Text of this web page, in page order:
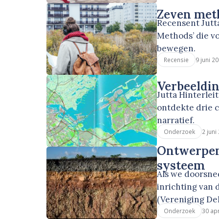
Zeven
Recensent
Methods’ die
bewegen.
Recensie 9 juni
Jutta
ontdekte drie
narratief.
Onderzoek 2 juni
systeem
Als we
inrichting van
(Vereniging
Onderzoek 30